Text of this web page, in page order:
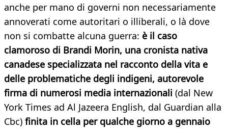
anche per mano di governi non necessariamente
annoverati come autoritari o illiberali, o là dove
non si combatte alcuna guerra: è il caso
clamoroso di Brandi Morin, una cronista nativa
canadese specializzata nel racconto della vita e
delle problematiche degli indigeni, autorevole
firma di numerosi media internazionali (dal New
York Times ad Al Jazeera English, dal Guardian alla
Cbc) finita in cella per qualche giorno a gennaio